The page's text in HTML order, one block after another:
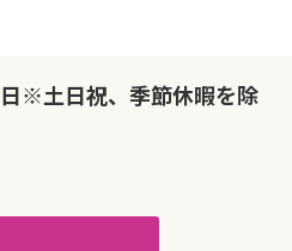
※土日祝、季節休暇を除